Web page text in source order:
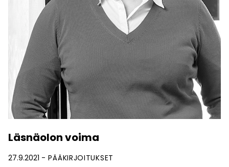
Läsnäolon voima
27.9.2021 PÄÄKIRJOITUKSET